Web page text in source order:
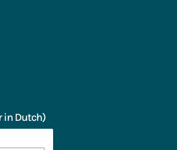
in Dutch)